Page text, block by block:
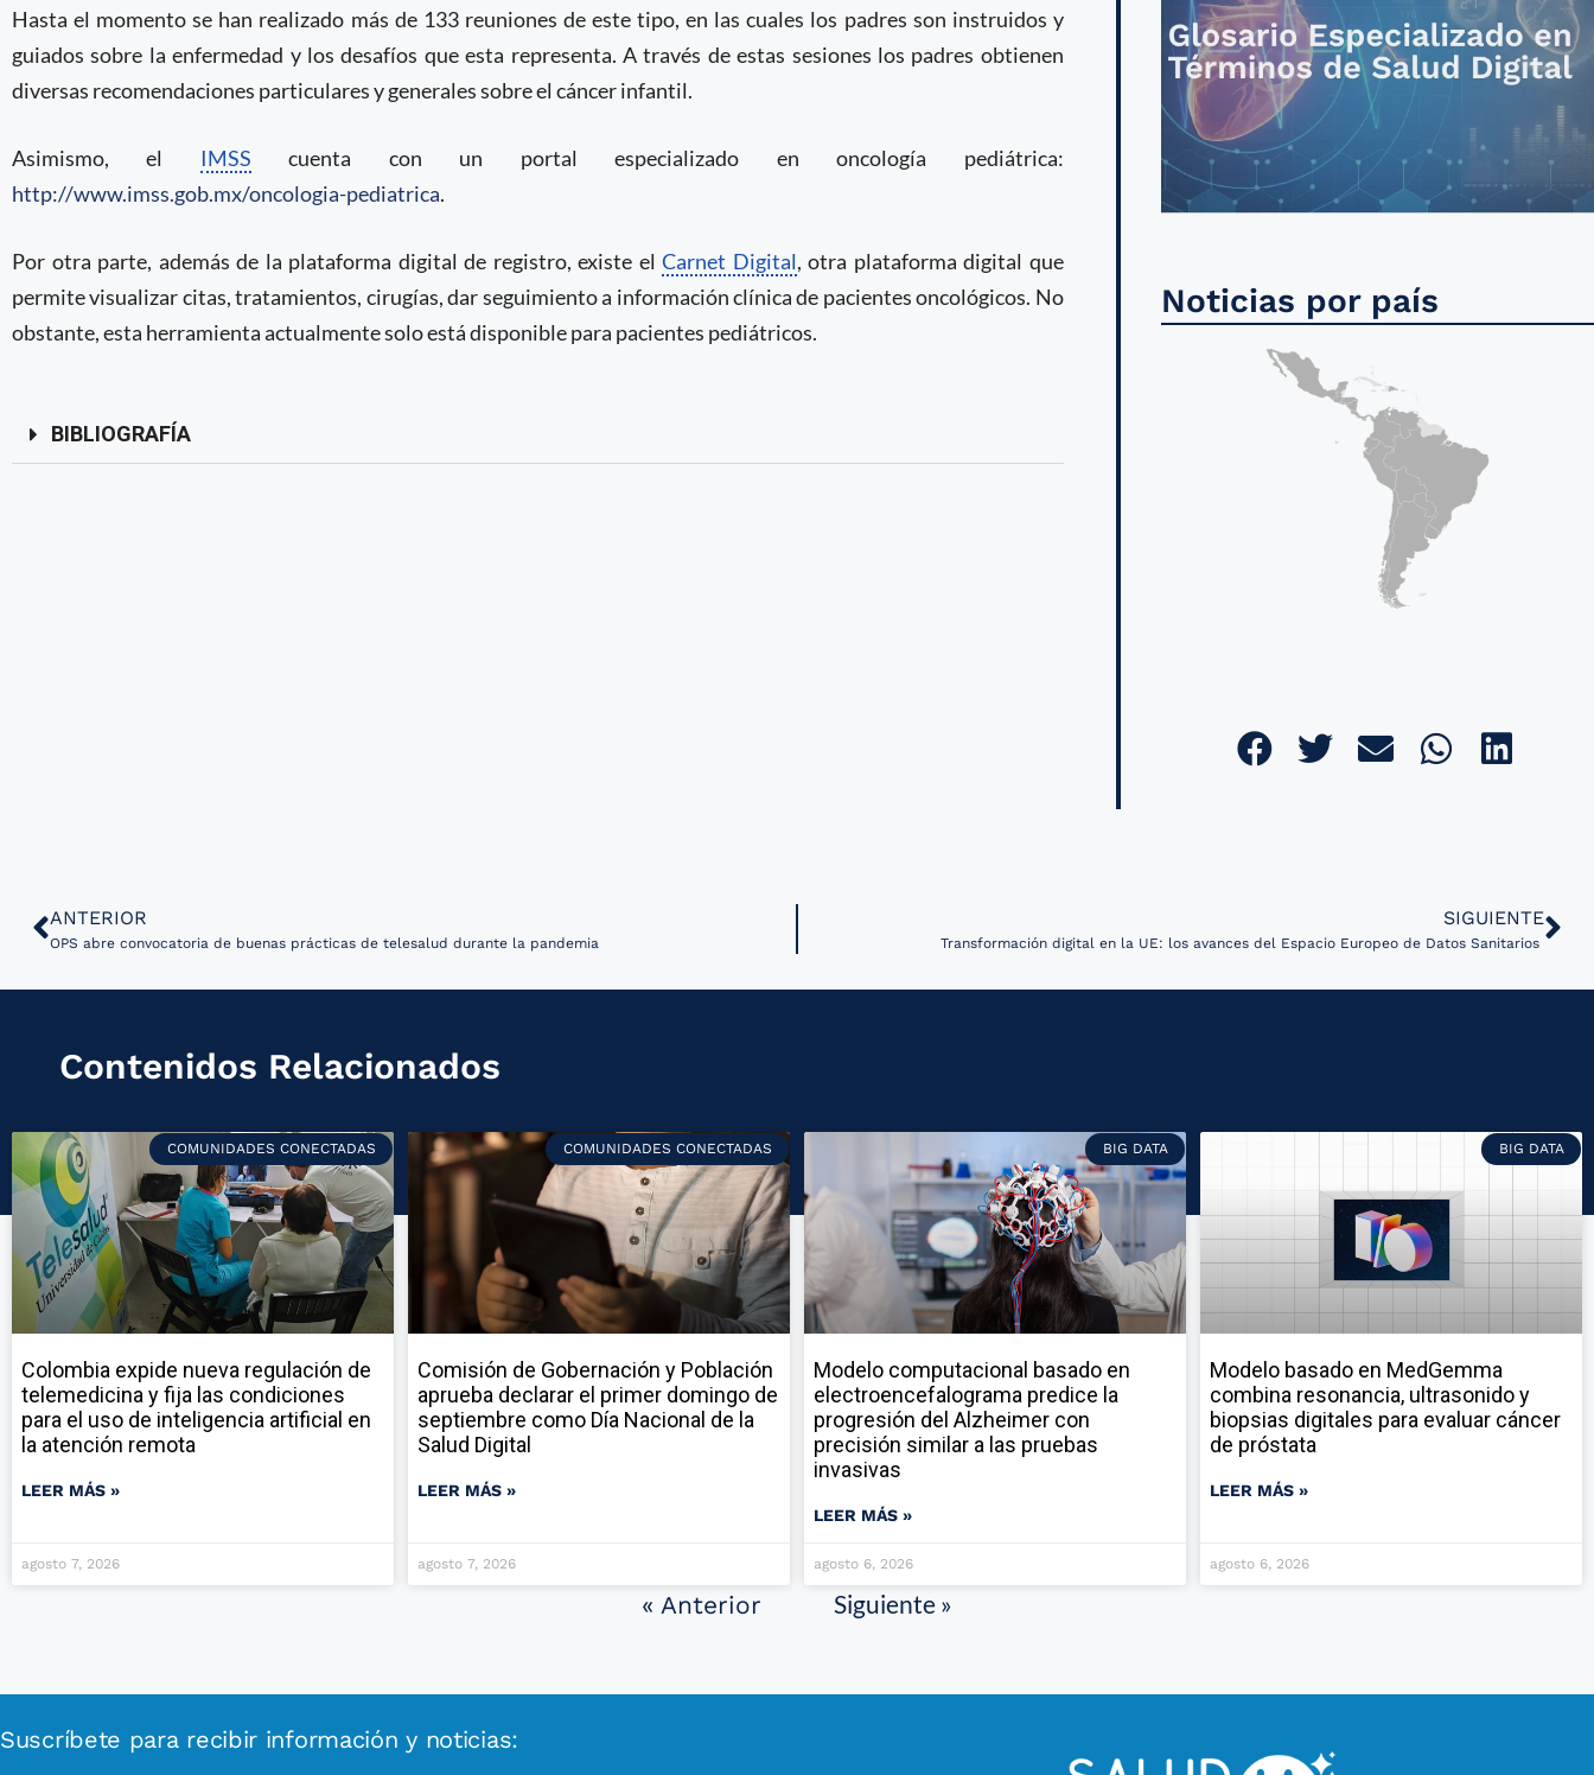
Hasta el momento se han realizado más de 133 reuniones de este tipo, en las cuales los padres son instruidos y
guiados sobre la enfermedad y los desafíos que esta representa. A través de estas sesiones los padres obtienen
diversas recomendaciones particulares y generales sobre el cáncer infantil.
Asimismo, el IMSS cuenta con un portal especializado en oncología pediátrica:
http://www.imss.gob.mx/oncologia-pediatrica.
Por otra parte, además de la plataforma digital de registro, existe elCarnet Digital, otra plataforma digital que
permite visualizar citas, tratamientos, cirugías, dar seguimiento a información clínica de pacientes oncológicos. No
obstante, esta herramienta actualmente solo está disponible para pacientes pediátricos.
BIBLIOGRAFÍA
Noticias por país
ANTERIOR
OPS abre convocatoria de buenas prácticas de telesalud durante la pandemia
SIGUIENTE
Transformación digital en la UE: los avances del Espacio Europeo de Datos Sanitarios
Contenidos Relacionados
COMUNIDADES CONECTADAS
Colombia expide nueva regulación de
telemedicina y fija las condiciones
para el uso de inteligencia artificial en
la atención remota
LEER MÁS »
agosto 7, 2026
COMUNIDADES CONECTADAS
Comisión de Gobernación y Población
aprueba declarar el primer domingo de
septiembre como Día Nacional de la
Salud Digital
LEER MÁS »
agosto 7, 2026
BIG DATA
Modelo computacional basado en
electroencefalograma predice la
progresión del Alzheimer con
precisión similar a las pruebas
invasivas
LEER MÁS »
agosto 6, 2026
BIG DATA
Modelo basado en MedGemma
combina resonancia, ultrasonido y
biopsias digitales para evaluar cáncer
de próstata
LEER MÁS »
agosto 6, 2026
« Anterior Siguiente »
Suscríbete para recibir información y noticias: